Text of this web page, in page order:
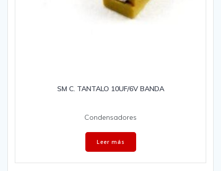
SM C. TANTALO 10UF/6V BANDA
Condensadores
Leer más